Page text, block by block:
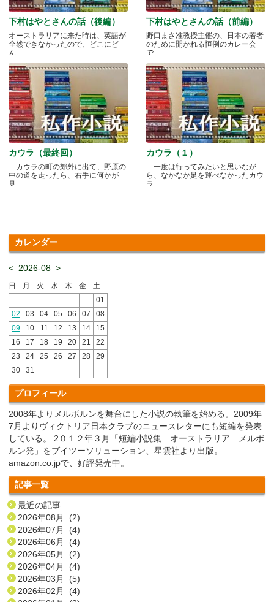
下村はやとさんの話（後編）
オーストラリアに来た時は、英語が
全然できなかったので、どこにど
ん.....
下村はやとさんの話（前編）
野口まさ准教授主催の、日本の若者
のために開かれる恒例のカレー会
で.....
カウラ（最終回）
カウラの町の郊外に出て、野原の
中の道を走ったら、右手に何かが
見.....
カウラ（１）
一度は行ってみたいと思いなが
ら、なかなか足を運べなかったカウ
ラ.....
カレンダー
< 2026-08 >
日 月 火 水 木 金
土
01
02
03 04 05 06 07
08
09
10 11 12 13 14
15
16
17 18 19 20 21
22
23
24 25 26 27 28
29
30
31
プロフィール
2008年よりメルボルンを舞台にした小説の執筆を始める。2009年
7月よりヴィクトリア日本クラブのニュースレターにも短編を発表
している。 2０１２年３月「短編小説集 オーストラリア メルボ
ルン発」をブイツーソリューション、星雲社より出版。
amazon.co.jpで、好評発売中。
記事一覧
最近の記事
2026年08月 (2)
2026年07月 (4)
2026年06月 (4)
2026年05月 (2)
2026年04月 (4)
2026年03月 (5)
2026年02月 (4)